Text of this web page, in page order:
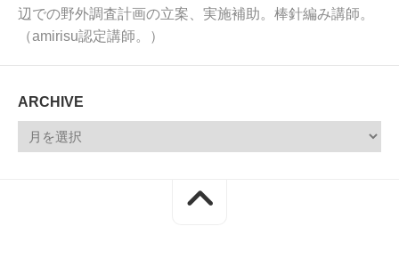
辺での野外調査計画の立案、実施補助。棒針編み講師。
（amirisu認定講師。）
ARCHIVE